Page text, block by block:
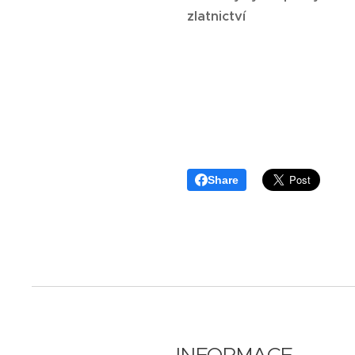
zlatnictví
Share